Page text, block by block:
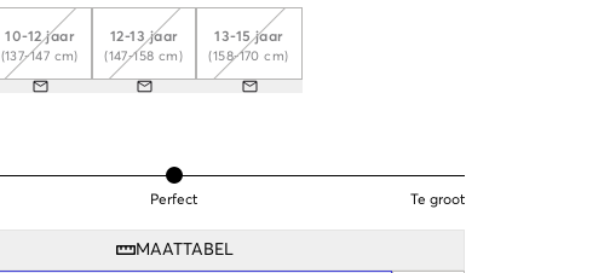
10-12 jaar
(137-147 cm)
12-13 jaar
(147-158 cm)
13-15 jaar
(158-170 cm)
Perfect Te groot
MAATTABEL